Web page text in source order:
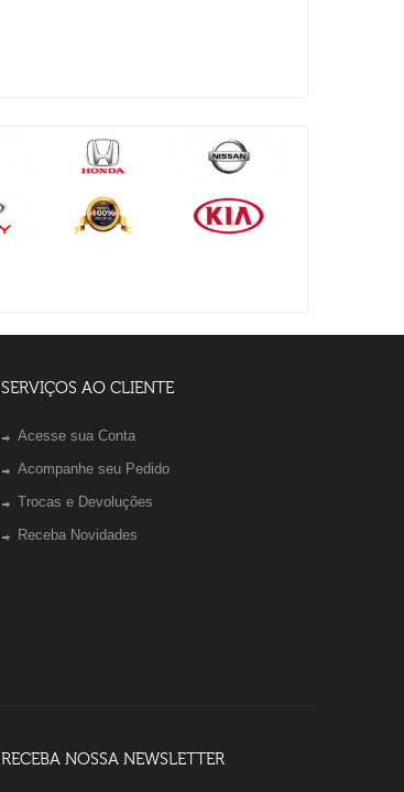
SERVIÇOS AO CLIENTE
Acesse sua Conta
Acompanhe seu Pedido
Trocas e Devoluções
Receba Novidades
RECEBA NOSSA NEWSLETTER